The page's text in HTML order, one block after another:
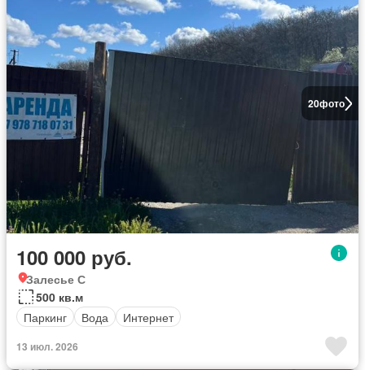
20фото
100 000 руб.
Залесье С
500 кв.м
Паркинг
Вода Интернет
13 июл. 2026